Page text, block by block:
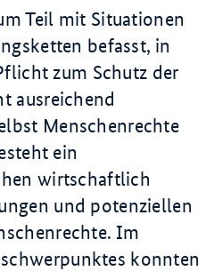
Teil mit Situationen
befasst, in
zum Schutz der
ausreichend
Menschenrechte
ein
wirtschaftlich
und potenziellen
Im
konnten